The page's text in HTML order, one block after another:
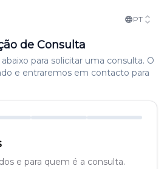
PT
de Consulta
para solicitar uma consulta. O
e entraremos em contacto para
e para quem é a consulta.